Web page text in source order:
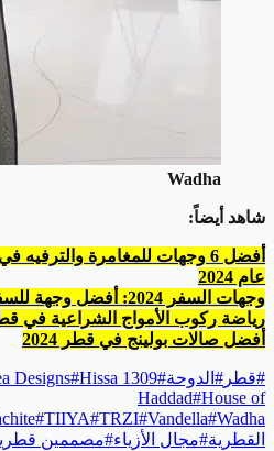
Wadha
شاهد أيضاً:
أفضل 6 وجهات للمغامرة
عام 2024
وجهات السفر 2024: أفضل وجهة للسفر في أوروبا 2024
رياضة ركوب الأمواج الشراعية في قطر
أفضل صالات بولينج في قطر 2024
#قطر # الدوحة#
1309 Studios
Designs#Hissa
Haddad#House of
#TIIYA#TRZI#Vandella#Wadha
القطرية#مجال الأزياء#مصممين